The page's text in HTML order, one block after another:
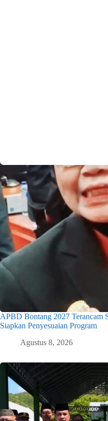
Wabup Intan Dorong
Berkarakter dan Sadar Hukum
APBD Bontang 2027 Terancam
Siapkan Penyesuaian Program
Agustus 8, 2026